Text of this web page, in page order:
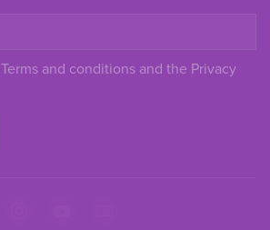
Terms and conditions and the Privacy